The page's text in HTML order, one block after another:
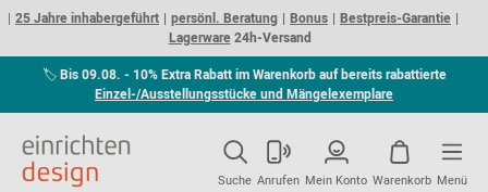
25 Jahre inhabergeführt persönl. Beratung Bonus
Bestpreis-Garantie
Lagerware24h-Versand
🏷Bis 09.08. - 10% Extra Rabatt im Warenkorb auf bereits rabattierte
Einzel-/Ausstellungsstücke und Mängelexemplare
Suche Anrufen Mein Konto Warenkorb Menü